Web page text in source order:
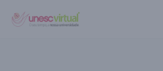
UNESC VIRTUAL